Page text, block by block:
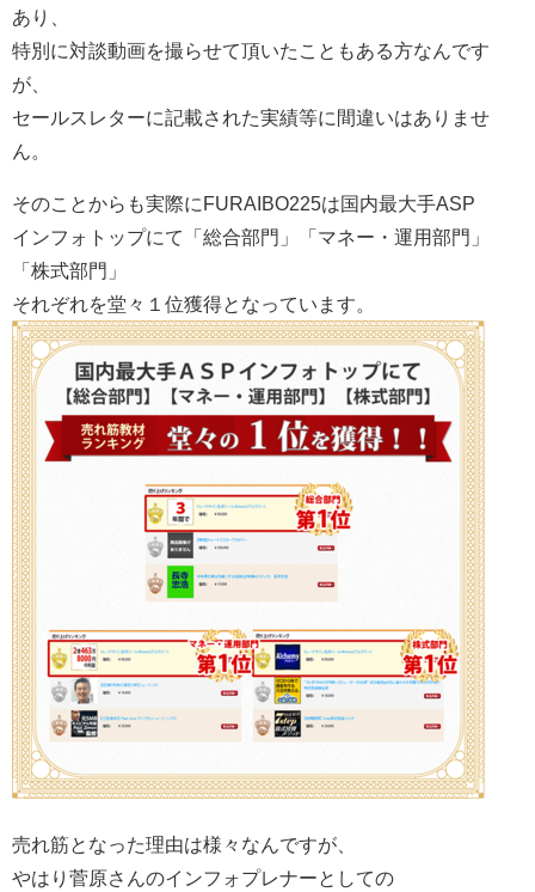
あり、
特別に対談動画を撮らせて頂いたこともある方なんです
が、
セールスレターに記載された実績等に間違いはありませ
ん。
そのことからも実際にFURAIBO225は国内最大手ASP
インフォトップにて「総合部門」「マネー・運用部門」
「株式部門」
それぞれを堂々１位獲得となっています。
売れ筋となった理由は様々なんですが、
やはり菅原さんのインフォプレナーとしての